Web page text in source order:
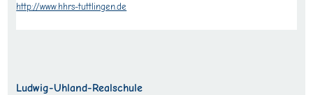
http://www.hhrs-tuttlingen.de
Ludwig-Uhland-Realschule